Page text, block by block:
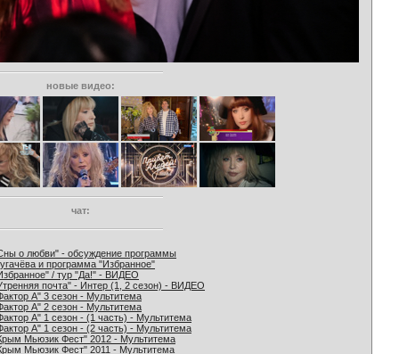
новые видео:
чат:
о любви" - обсуждение программы
и программа "Избранное"
/ тур "Да!" - ВИДЕО
почта" - Интер (1, 2 сезон) - ВИДЕО
А" 3 сезон - Мультитема
А" 2 сезон - Мультитема
А" 1 сезон - (1 часть) - Мультитема
А" 1 сезон - (2 часть) - Мультитема
Мьюзик Фест" 2012 - Мультитема
Мьюзик Фест" 2011 - Мультитема